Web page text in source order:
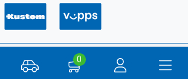
0
Copyright 2026
WebshopQuick Systems AS